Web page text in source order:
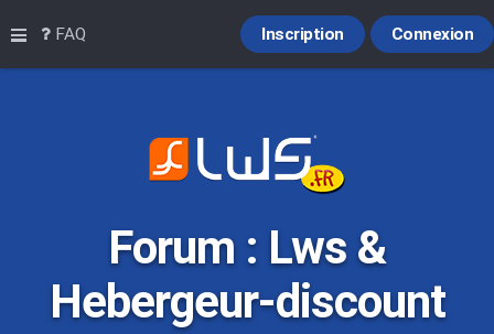
Raccourcis
FAQ Connexion
Inscription
Forum : Lws &
Hebergeur-discount